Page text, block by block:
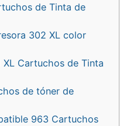
de Tinta de
302 XL color
XL Cartuchos de Tinta
de tóner de
963 Cartuchos